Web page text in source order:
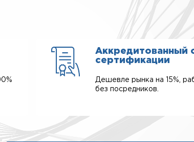
Аккредитованный
сертификации
Дешевле рынка на 15%,
без посредников.